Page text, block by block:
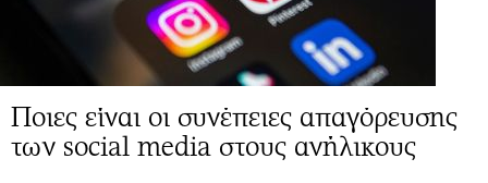
Ποιες είναι οι συνέπειες απαγόρευσης
των social media στους ανήλικους